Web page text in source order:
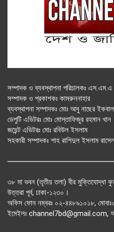
সম্পাদক ও ব্যবস্থাপনা পরিচালকঃ
সম্পাদক ও প্রকাশকঃ কামরুননাহার
ব্যবস্থাপনা সম্পাদকঃ মোঃ আবু নাছের
ডেপুটি এডিটরঃ মোঃ মোস্তাফিজুর রহমান খান
জয়েন্ট এডিটরঃ মোঃ রবিউল ইসলাম
সহকারী সম্পাদকঃ শাহ রাশিদুল ইসলাম
৩৮ মা ভবন (তৃতীয় তলা) বীর মুক্তিযোদ্ধা
উত্তরা পূর্ব, ঢাকা-১২৩০।
অফিস ফোন নম্বরঃ ০২-৪৪৮৯১০১৮,
ইমেইলঃ channel7bd@gmail.com,